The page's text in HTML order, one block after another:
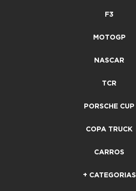
F3
MOTOGP
NASCAR
TCR
PORSCHE CUP
COPA TRUCK
CARROS
+ CATEGORIAS